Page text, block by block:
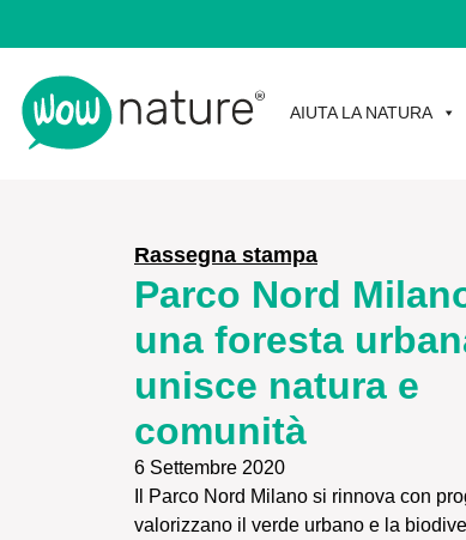
AIUTA LA NATURA
Rassegna stampa
Parco Nord
una foresta
unisce natura e
comunità
6 Settembre 2020
Il Parco Nord Milano si rinnova con
valorizzano il verde urbano e la